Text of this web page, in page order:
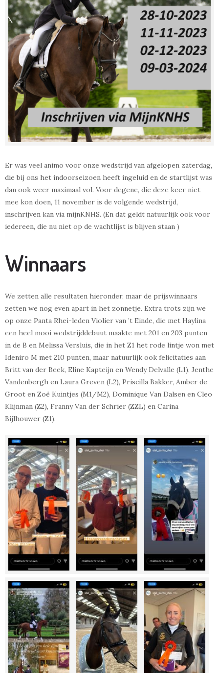
Er was veel animo voor onze wedstrijd van afgelopen zaterdag,
die bij ons het indoorseizoen heeft ingeluid en de startlijst was
dan ook weer maximaal vol. Voor degene, die deze keer niet
mee kon doen, 11 november is de volgende wedstrijd,
inschrijven kan via mijnKNHS. (En dat geldt natuurlijk ook voor
iedereen, die nu niet op de wachtlijst is blijven staan )
Winnaars
We zetten alle resultaten hieronder, maar de prijswinnaars
zetten we nog even apart in het zonnetje. Extra trots zijn we
op onze Panta Rhei-leden Violier van ’t Einde, die met Haylina
een heel mooi wedstrijddebuut maakte met 201 en 203 punten
in de B en Melissa Versluis, die in het Z1 het rode lintje won met
Ideniro M met 210 punten, maar natuurlijk ook felicitaties aan
Britt van der Beek, Eline Kapteijn en Wendy Delvalle (L1), Jenthe
Vandenbergh en Laura Greven (L2), Priscilla Bakker, Amber de
Groot en Zoë Kuintjes (M1/M2), Dominique Van Dalsen en Cleo
Klijnman (Z2), Franny Van der Schrier (ZZL) en Carina
Bijlhouwer (Z1).